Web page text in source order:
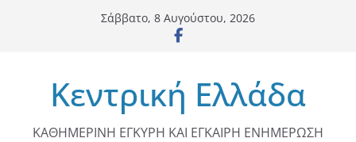
Σάββατο, 8 Αυγούστου, 2026
Κεντρική Ελλάδα
ΚΑΘΗΜΕΡΙΝΗ ΕΓΚΥΡΗ ΚΑΙ ΕΓΚΑΙΡΗ ΕΝΗΜΕΡΩΣΗ